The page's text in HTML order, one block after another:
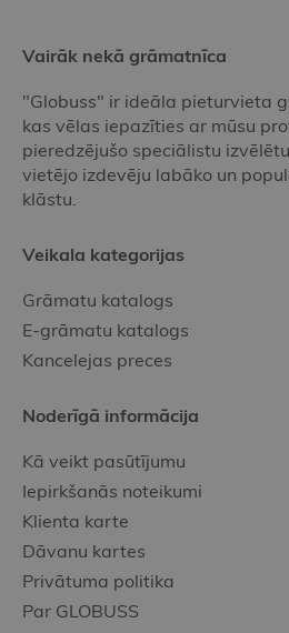
Vairāk nekā grāmatnīca
"Globuss" ir ideāla pieturvieta
kas vēlas iepazīties ar mūsu
pieredzējušo speciālistu
vietējo izdevēju labāko un
klāstu.
Veikala kategorijas
Grāmatu katalogs
E-grāmatu katalogs
Kancelejas preces
Noderīgā informācija
Kā veikt pasūtījumu
Iepirkšanās noteikumi
Klienta karte
Dāvanu kartes
Privātuma politika
Par GLOBUSS